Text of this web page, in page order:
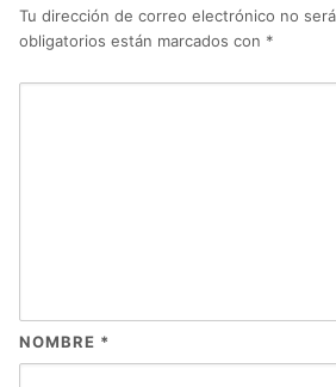
Tu dirección de correo electrónico no
obligatorios están marcados con *
NOMBRE *